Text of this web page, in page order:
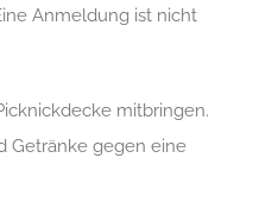
Anmeldung ist nicht
mitbringen.
Getränke gegen eine